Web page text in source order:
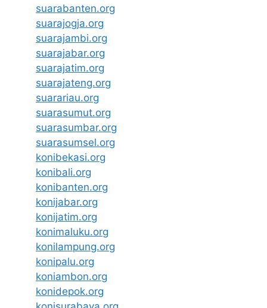
suarabanten.org
suarajogja.org
suarajambi.org
suarajabar.org
suarajatim.org
suarajateng.org
suarariau.org
suarasumut.org
suarasumbar.org
suarasumsel.org
konibekasi.org
konibali.org
konibanten.org
konijabar.org
konijatim.org
konimaluku.org
konilampung.org
konipalu.org
koniambon.org
konidepok.org